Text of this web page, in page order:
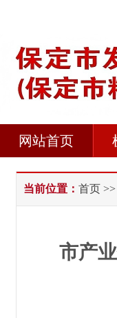
网站首页
当前位置： 首页 >>
市产